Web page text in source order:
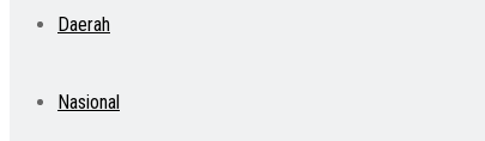
Daerah
Nasional